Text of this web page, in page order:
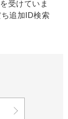
受けていま
追加ID検索